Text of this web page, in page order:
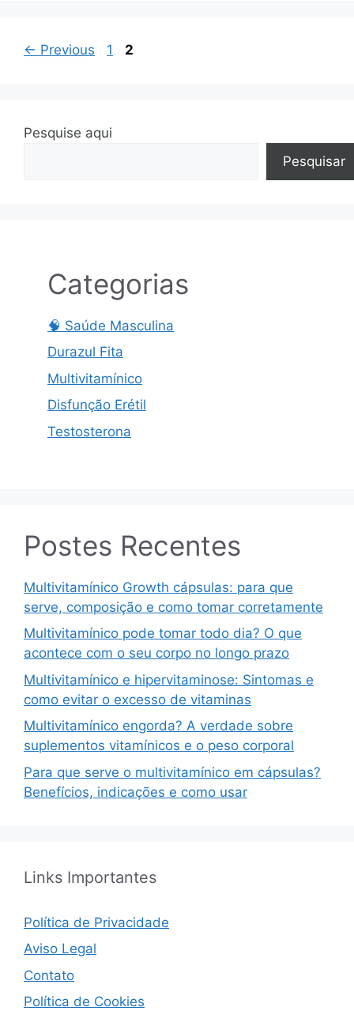
← Previous Page
1 Page
2
Pesquise aqui
Pesquisar
Categorias
🧠 Saúde Masculina
Durazul Fita
Multivitamínico
Disfunção Erétil
Testosterona
Postes Recentes
Multivitamínico Growth cápsulas: para que
serve, composição e como tomar corretamente
Multivitamínico pode tomar todo dia? O que
acontece com o seu corpo no longo prazo
Multivitamínico e hipervitaminose: Sintomas e
como evitar o excesso de vitaminas
Multivitamínico engorda? A verdade sobre
suplementos vitamínicos e o peso corporal
Para que serve o multivitamínico em cápsulas?
Benefícios, indicações e como usar
Links Importantes
Política de Privacidade
Aviso Legal
Contato
Política de Cookies